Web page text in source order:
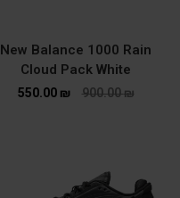
New Balance 1000 Rain
Cloud Pack White
900.00₪
550.00 ₪